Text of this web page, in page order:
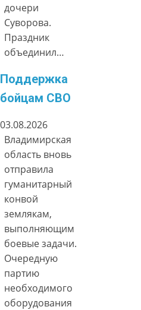
дочери
Суворова.
Праздник
объединил…
Поддержка
бойцам СВО
03.08.2026
Владимирская
область вновь
отправила
гуманитарный
конвой
землякам,
выполняющим
боевые задачи.
Очередную
партию
необходимого
оборудования